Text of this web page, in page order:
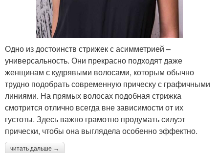
Одно из достоинств стрижек с асимметрией –
универсальность. Они прекрасно подходят даже
женщинам с кудрявыми волосами, которым обычно
трудно подобрать современную прическу с графичными
линиями. На прямых волосах подобная стрижка
смотрится отлично всегда вне зависимости от их
густоты. Здесь важно грамотно продумать силуэт
прически, чтобы она выглядела особенно эффектно.
читать дальше →